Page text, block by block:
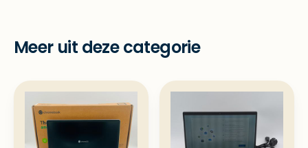
Meer uit deze categorie